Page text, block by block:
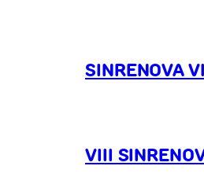
SINRENOVA
VIII